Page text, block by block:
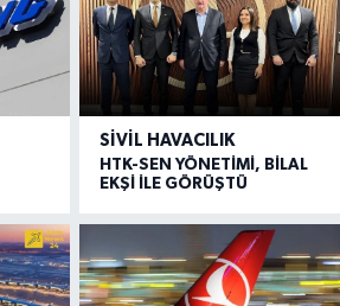
SIVIL HAVACILIK
HTK-SEN YÖNETİMİ, BİLAL
EKŞİ İLE GÖRÜŞTÜ